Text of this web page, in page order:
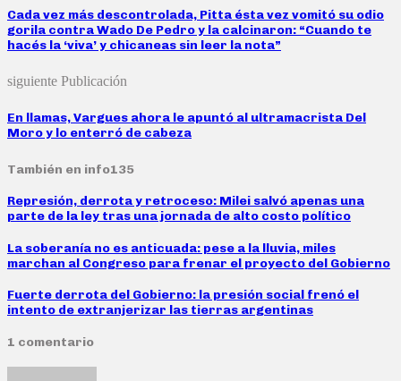
Cada vez más descontrolada, Pitta ésta vez vomitó su odio
gorila contra Wado De Pedro y la calcinaron: “Cuando te
hacés la ‘viva’ y chicaneas sin leer la nota”
siguiente Publicación
En llamas, Vargues ahora le apuntó al ultramacrista Del
Moro y lo enterró de cabeza
También en info135
Represión, derrota y retroceso: Milei salvó apenas una
parte de la ley tras una jornada de alto costo político
La soberanía no es anticuada: pese a la lluvia, miles
marchan al Congreso para frenar el proyecto del Gobierno
Fuerte derrota del Gobierno: la presión social frenó el
intento de extranjerizar las tierras argentinas
1 comentario